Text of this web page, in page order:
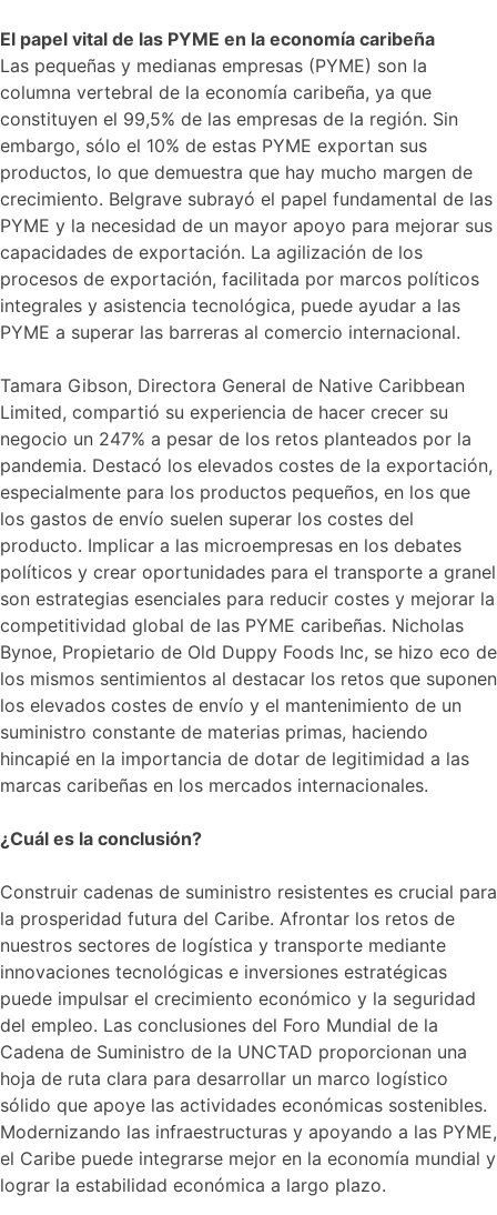
El papel vital de las PYME en la economía caribeña
Las pequeñas y medianas empresas (PYME) son la
columna vertebral de la economía caribeña, ya que
constituyen el 99,5% de las empresas de la región. Sin
embargo, sólo el 10% de estas PYME exportan sus
productos, lo que demuestra que hay mucho margen de
crecimiento. Belgrave subrayó el papel fundamental de las
PYME y la necesidad de un mayor apoyo para mejorar sus
capacidades de exportación. La agilización de los
procesos de exportación, facilitada por marcos políticos
integrales y asistencia tecnológica, puede ayudar a las
PYME a superar las barreras al comercio internacional.
Tamara Gibson, Directora General de Native Caribbean
Limited, compartió su experiencia de hacer crecer su
negocio un 247% a pesar de los retos planteados por la
pandemia. Destacó los elevados costes de la exportación,
especialmente para los productos pequeños, en los que
los gastos de envío suelen superar los costes del
producto. Implicar a las microempresas en los debates
políticos y crear oportunidades para el transporte a granel
son estrategias esenciales para reducir costes y mejorar la
competitividad global de las PYME caribeñas. Nicholas
Bynoe, Propietario de Old Duppy Foods Inc, se hizo eco de
los mismos sentimientos al destacar los retos que suponen
los elevados costes de envío y el mantenimiento de un
suministro constante de materias primas, haciendo
hincapié en la importancia de dotar de legitimidad a las
marcas caribeñas en los mercados internacionales.
¿Cuál es la conclusión?
Construir cadenas de suministro resistentes es crucial para
la prosperidad futura del Caribe. Afrontar los retos de
nuestros sectores de logística y transporte mediante
innovaciones tecnológicas e inversiones estratégicas
puede impulsar el crecimiento económico y la seguridad
del empleo. Las conclusiones del Foro Mundial de la
Cadena de Suministro de la UNCTAD proporcionan una
hoja de ruta clara para desarrollar un marco logístico
sólido que apoye las actividades económicas sostenibles.
Modernizando las infraestructuras y apoyando a las PYME,
el Caribe puede integrarse mejor en la economía mundial y
lograr la estabilidad económica a largo plazo.